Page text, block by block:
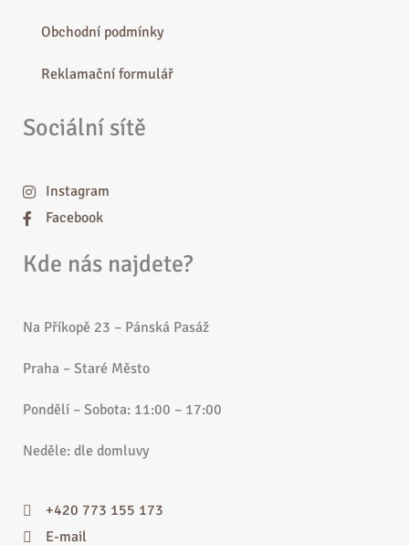
Obchodní podmínky
Reklamační formulář
Sociální sítě
Instagram
Facebook
Kde nás najdete?
Na Příkopě 23 – Pánská Pasáž
Praha – Staré Město
Pondělí – Sobota: 11:00 – 17:00
Neděle: dle domluvy
+420 773 155 173
E-mail